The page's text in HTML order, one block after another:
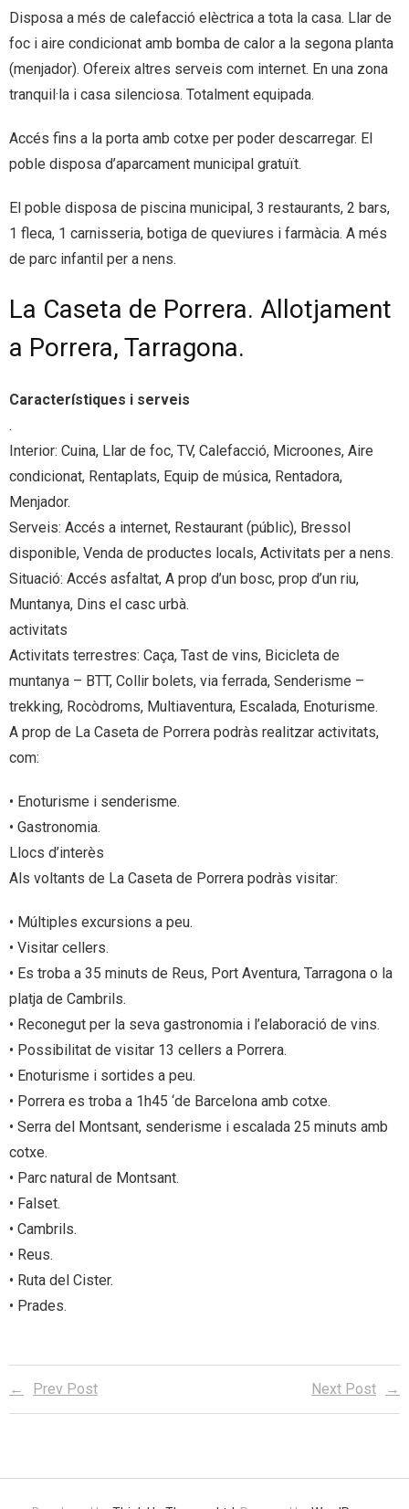
Disposa a més de calefacció elèctrica a tota la casa. Llar de
foc i aire condicionat amb bomba de calor a la segona planta
(menjador). Ofereix altres serveis com internet. En una zona
tranquil·la i casa silenciosa. Totalment equipada.
Accés fins a la porta amb cotxe per poder descarregar. El
poble disposa d’aparcament municipal gratuït.
El poble disposa de piscina municipal, 3 restaurants, 2 bars,
1 fleca, 1 carnisseria, botiga de queviures i farmàcia. A més
de parc infantil per a nens.
La Caseta de Porrera. Allotjament
a Porrera, Tarragona.
Característiques i serveis
.
Interior: Cuina, Llar de foc, TV, Calefacció, Microones, Aire
condicionat, Rentaplats, Equip de música, Rentadora,
Menjador.
Serveis: Accés a internet, Restaurant (públic), Bressol
disponible, Venda de productes locals, Activitats per a nens.
Situació: Accés asfaltat, A prop d’un bosc, prop d’un riu,
Muntanya, Dins el casc urbà.
activitats
Activitats terrestres: Caça, Tast de vins, Bicicleta de
muntanya – BTT, Collir bolets, via ferrada, Senderisme –
trekking, Rocòdroms, Multiaventura, Escalada, Enoturisme.
A prop de La Caseta de Porrera podràs realitzar activitats,
com:
• Enoturisme i senderisme.
• Gastronomia.
Llocs d’interès
Als voltants de La Caseta de Porrera podràs visitar:
• Múltiples excursions a peu.
• Visitar cellers.
• Es troba a 35 minuts de Reus, Port Aventura, Tarragona o la
platja de Cambrils.
• Reconegut per la seva gastronomia i l’elaboració de vins.
• Possibilitat de visitar 13 cellers a Porrera.
• Enoturisme i sortides a peu.
• Porrera es troba a 1h45 ‘de Barcelona amb cotxe.
• Serra del Montsant, senderisme i escalada 25 minuts amb
cotxe.
• Parc natural de Montsant.
• Falset.
• Cambrils.
• Reus.
• Ruta del Cister.
• Prades.
Prev Post Next Post